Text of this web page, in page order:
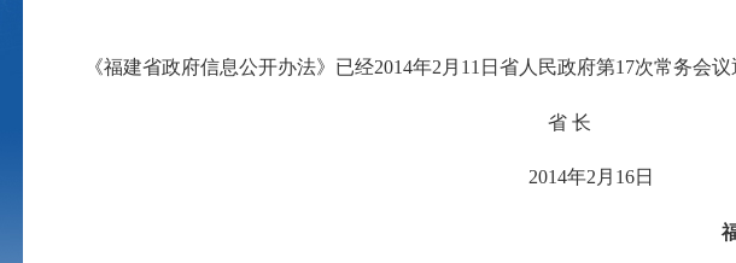
《福建省政府信息公开办法》已经2014年2月11日省人民政府第17次常务会
省 长
2014年2月16日